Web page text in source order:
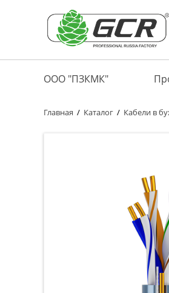
ООО "ПЗКМК"
Главная / Каталог / Кабели в